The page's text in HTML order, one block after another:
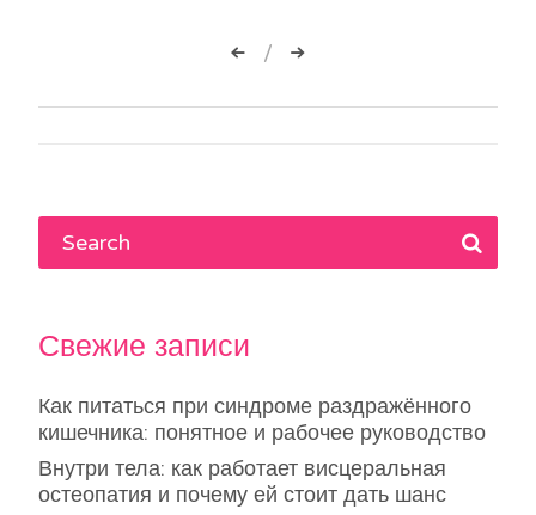
Навигация
по
Свежие записи
Как питаться при синдроме раздражённого
кишечника: понятное и рабочее руководство
Внутри тела: как работает висцеральная
остеопатия и почему ей стоит дать шанс